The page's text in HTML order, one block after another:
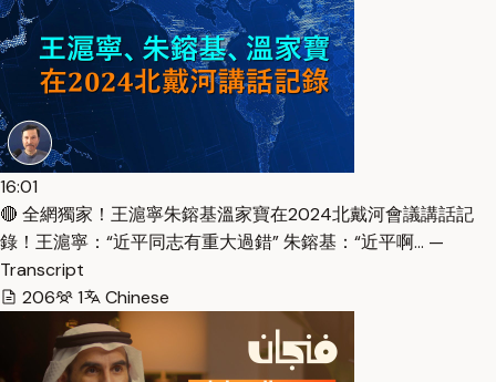
16:01
🔴 全網獨家！王滬寧朱鎔基溫家寶在2024北戴河會議講話記
錄！王滬寧：“近平同志有重大過錯” 朱鎔基：“近平啊… —
Transcript
206
1 Chinese